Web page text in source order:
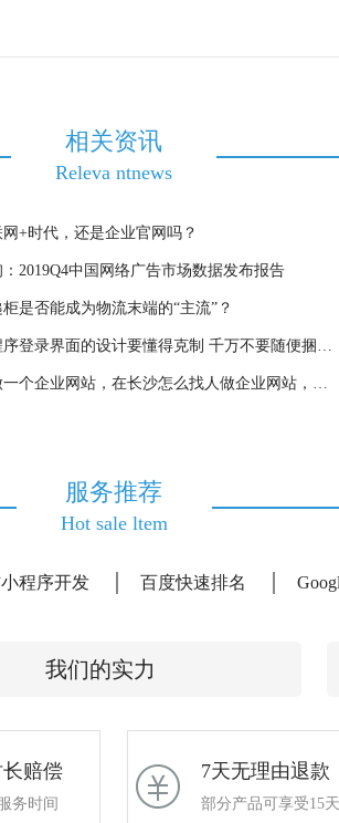
相关资讯
Releva ntnews
+时代，还是企业官网吗？
2019Q4中国网络广告市场数据发布报告
是否能成为物流末端的“主流”？
登录界面的设计要懂得克制 千万不要随便捆绑客户
企业网站，在长沙怎么找人做企业网站，长沙找人做网站
服务推荐
Hot sale ltem
程序开发 百度快速排名
我们的实力
赔偿
务时间
7天无理由退款
部分产品可享受15